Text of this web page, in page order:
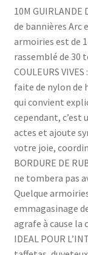
10M GUIRLANDE
de bannières Arc
armoiries est de
rassemblé de 30
COULEURS
faite de nylon de
qui convient
cependant,
actes et ajoute
votre joie,
BORDURE DE
ne tombera pas
Quelque
emmagasinage
agrafe à cause la
IDEAL POUR